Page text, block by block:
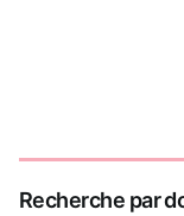
Recherche par